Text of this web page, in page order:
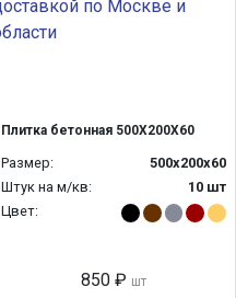
Плитка бетонная 500Х200Х60
Размер:
500х200х60
Штук на м/кв:
10 шт
Цвет:
850 ₽ шт